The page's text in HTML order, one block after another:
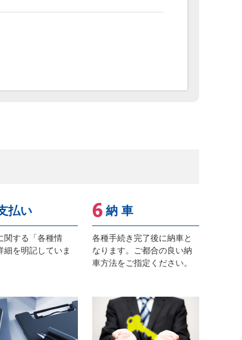
払い
関する「各種情
細を明記していま
納 車
各種手続き完了後に納車と
なります。ご都合の良い納
車方法をご指定ください。